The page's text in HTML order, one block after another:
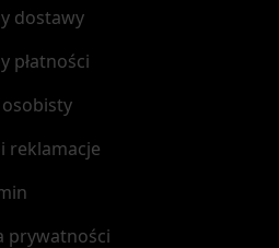
dostawy
płatności
reklamacje
prywatności